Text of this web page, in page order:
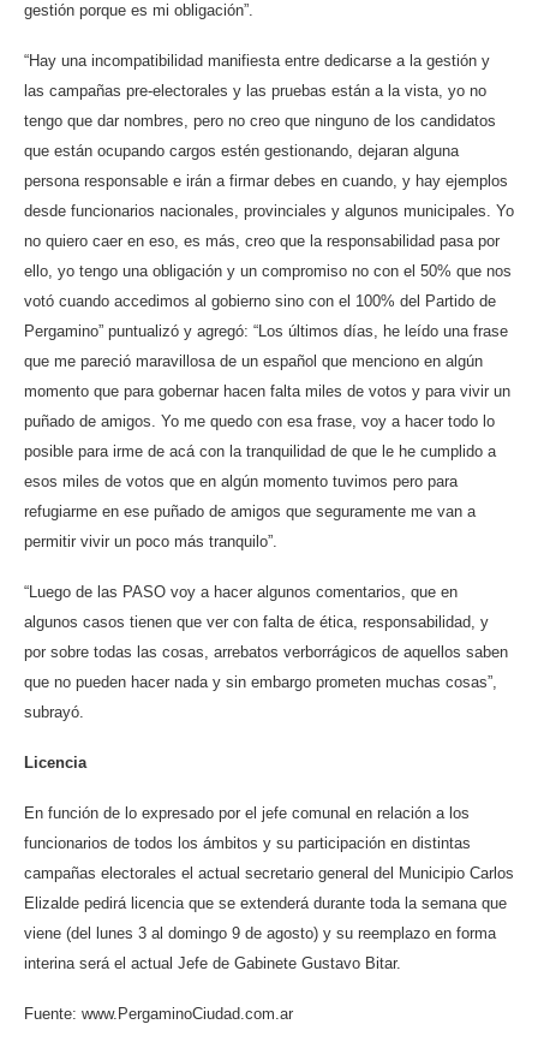
gestión porque es mi obligación”.
“Hay una incompatibilidad manifiesta entre dedicarse a la gestión y
las campañas pre-electorales y las pruebas están a la vista, yo no
tengo que dar nombres, pero no creo que ninguno de los candidatos
que están ocupando cargos estén gestionando, dejaran alguna
persona responsable e irán a firmar debes en cuando, y hay ejemplos
desde funcionarios nacionales, provinciales y algunos municipales. Yo
no quiero caer en eso, es más, creo que la responsabilidad pasa por
ello, yo tengo una obligación y un compromiso no con el 50% que nos
votó cuando accedimos al gobierno sino con el 100% del Partido de
Pergamino” puntualizó y agregó: “Los últimos días, he leído una frase
que me pareció maravillosa de un español que menciono en algún
momento que para gobernar hacen falta miles de votos y para vivir un
puñado de amigos. Yo me quedo con esa frase, voy a hacer todo lo
posible para irme de acá con la tranquilidad de que le he cumplido a
esos miles de votos que en algún momento tuvimos pero para
refugiarme en ese puñado de amigos que seguramente me van a
permitir vivir un poco más tranquilo”.
“Luego de las PASO voy a hacer algunos comentarios, que en
algunos casos tienen que ver con falta de ética, responsabilidad, y
por sobre todas las cosas, arrebatos verborrágicos de aquellos saben
que no pueden hacer nada y sin embargo prometen muchas cosas”,
subrayó.
Licencia
En función de lo expresado por el jefe comunal en relación a los
funcionarios de todos los ámbitos y su participación en distintas
campañas electorales el actual secretario general del Municipio Carlos
Elizalde pedirá licencia que se extenderá durante toda la semana que
viene (del lunes 3 al domingo 9 de agosto) y su reemplazo en forma
interina será el actual Jefe de Gabinete Gustavo Bitar.
Fuente: www.PergaminoCiudad.com.ar